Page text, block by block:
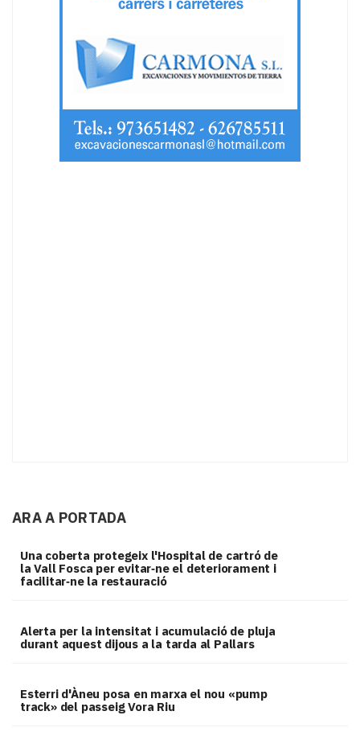
ARA A PORTADA
Una coberta protegeix l'Hospital de cartró de
la Vall Fosca per evitar‑ne el deteriorament i
facilitar‑ne la restauració
Alerta per la intensitat i acumulació de pluja
durant aquest dijous a la tarda al Pallars
Esterri d'Àneu posa en marxa el nou «pump
track» del passeig Vora Riu